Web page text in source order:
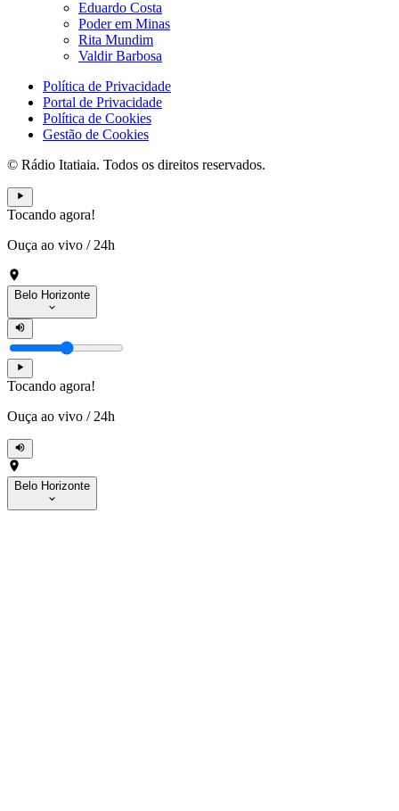
Eduardo Costa
Poder em Minas
Rita Mundim
Valdir Barbosa
Política de Privacidade
Portal de Privacidade
Política de Cookies
Gestão de Cookies
© Rádio Itatiaia. Todos os direitos reservados.
Tocando agora!
Ouça ao vivo / 24h
Belo Horizonte
Tocando agora!
Ouça ao vivo / 24h
Belo Horizonte